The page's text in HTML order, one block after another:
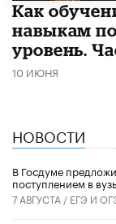
​Как
навыкам
уровень.
10 ИЮНЯ
НОВОСТИ
В Госдуме
поступлением в
7 АВГУСТА / ЕГЭ И